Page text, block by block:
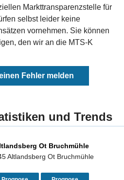
Markttransparenzstelle für
selbst leider keine
vornehmen. Sie können
den wir an die MTS-K
Fehler melden
und Trends
Ot Bruchmühle
Altlandsberg Ot Bruchmühle